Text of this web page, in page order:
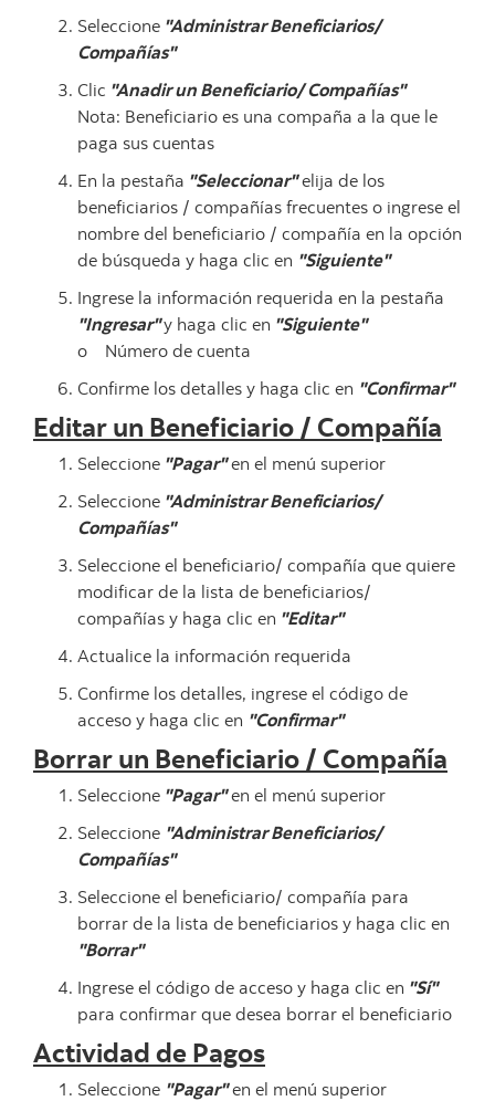
Seleccione "Administrar Beneficiarios/
Compañías"
Clic "Anadir un Beneficiario/ Compañías"
Nota: Beneficiario es una compaña a la que le
paga sus cuentas
En la pestaña "Seleccionar"elija de los
beneficiarios / compañías frecuentes o ingrese el
nombre del beneficiario / compañía en la opción
de búsqueda y haga clic en "Siguiente"
Ingrese la información requerida en la pestaña
"Ingresar"y haga clic en "Siguiente"
o Número de cuenta
Confirme los detalles y haga clic en "Confirmar"
Editar un Beneficiario / Compañía
Seleccione "Pagar"en el menú superior
Seleccione "Administrar Beneficiarios/
Compañías"
Seleccione el beneficiario/ compañía que quiere
modificar de la lista de beneficiarios/
compañías y haga clic en "Editar"
Actualice la información requerida
Confirme los detalles, ingrese el código de
acceso y haga clic en "Confirmar"
Borrar un Beneficiario / Compañía
Seleccione "Pagar"en el menú superior
Seleccione "Administrar Beneficiarios/
Compañías"
Seleccione el beneficiario/ compañía para
borrar de la lista de beneficiarios y haga clic en
"Borrar"
Ingrese el código de acceso y haga clic en "Sí"
para confirmar que desea borrar el beneficiario
Actividad de Pagos
Seleccione "Pagar"en el menú superior